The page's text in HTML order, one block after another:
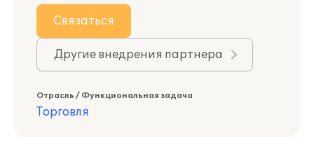
Связаться
Другие внедрения партнера
Отрасль / Функциональная задача
Торговля